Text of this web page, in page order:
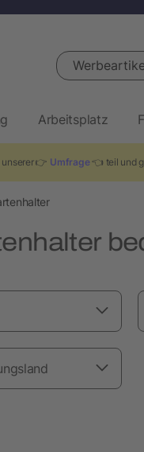
Werbeartikel
Arbeitsplatz
👉 Umfrage👈 teil und